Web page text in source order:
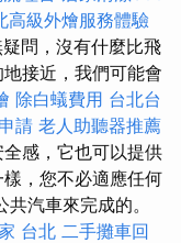
高級外燴服務體驗
問，沒有什麼比飛
接近，我們可能會
除白蟻費用 台北台
請 老人助聽器推薦
感，它也可以提供
，您不必適應任何
汽車來完成的。
台北 二手攤車回